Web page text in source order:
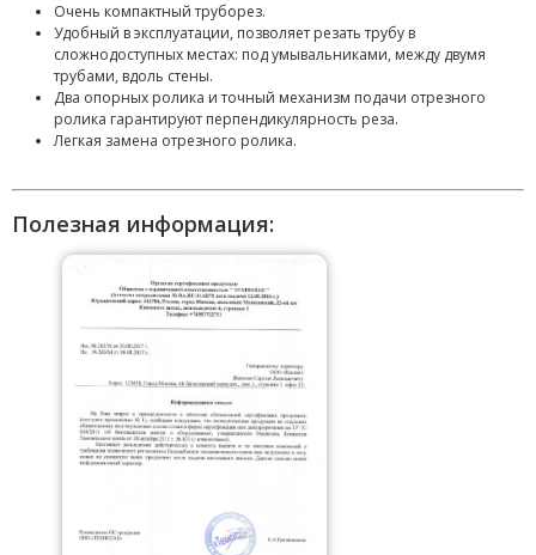
Очень компактный труборез.
Удобный в эксплуатации, позволяет резать трубу в
сложнодоступных местах: под умывальниками, между двумя
трубами, вдоль стены.
Два опорных ролика и точный механизм подачи отрезного
ролика гарантируют перпендикулярность реза.
Легкая замена отрезного ролика.
Полезная информация: